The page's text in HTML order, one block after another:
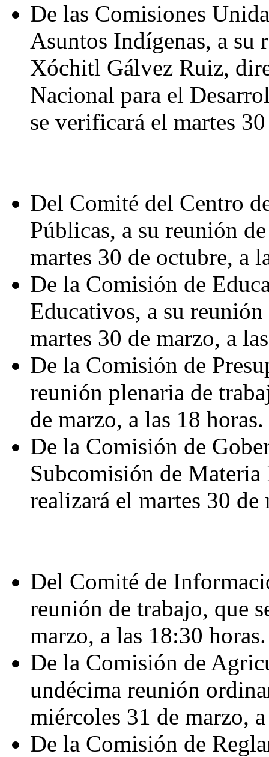
De las Comisiones
Asuntos Indígenas, a su
Xóchitl Gálvez Ruiz,
Nacional para el
se verificará el martes
Del Comité del Centro
Públicas, a su reunión
martes 30 de octubre, a
De la Comisión de
Educativos, a su
martes 30 de marzo, a
De la Comisión de
reunión plenaria de
de marzo, a las 18 horas.
De la Comisión de
Subcomisión de
realizará el martes 30
Del Comité de
reunión de trabajo, que
marzo, a las 18:30 horas.
De la Comisión de
undécima reunión
miércoles 31 de marzo,
De la Comisión de